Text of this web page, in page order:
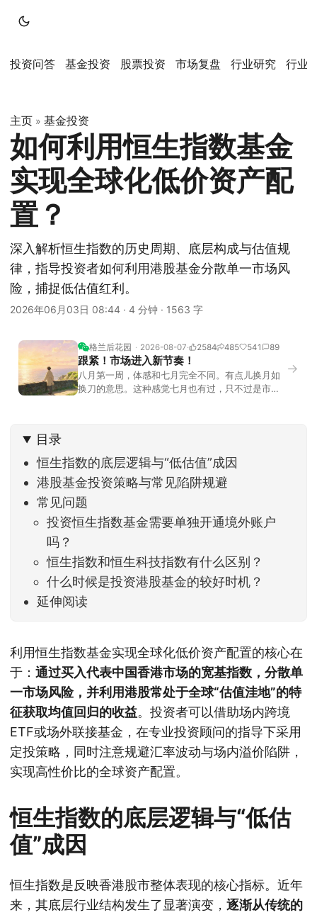
投资问答 基金投资 股票投资 市场复盘 行业研究 行业
主页 » 基金投资
如何利用恒生指数基金
实现全球化低价资产配
置？
深入解析恒生指数的历史周期、底层构成与估值规
律，指导投资者如何利用港股基金分散单一市场风
险，捕捉低估值红利。
2026年06月03日 08:44 · 4 分钟 · 1563 字
格兰后花园 2026-08-07 2584 485 541 89
跟紧！市场进入新节奏！
八月第一周，体感和七月完全不同。有点儿换月如
换刀的意思。这种感觉七月也有过，只不过是市场
家感受到了春天般的暖风。指数涨了百点，交易额
回暖到2
→
目录
恒生指数的底层逻辑与“低估值”成因
港股基金投资策略与常见陷阱规避
常见问题
投资恒生指数基金需要单独开通境外账户
吗？
恒生指数和恒生科技指数有什么区别？
什么时候是投资港股基金的较好时机？
延伸阅读
利用恒生指数基金实现全球化低价资产配置的核心在
于： 通过买入代表中国香港市场的宽基指数，分散单
一市场风险，并利用港股常处于全球“估值洼地”的特
征获取均值回归的收益。投资者可以借助场内跨境
ETF或场外联接基金，在专业投资顾问的指导下采用
定投策略，同时注意规避汇率波动与场内溢价陷阱，
实现高性价比的全球资产配置。
恒生指数的底层逻辑与“低估
值”成因
恒生指数是反映香港股市整体表现的核心指标。近年
来，其底层行业结构发生了显著演变， 逐渐从传统的